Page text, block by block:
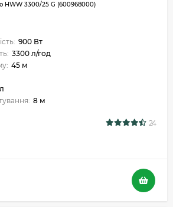
HWW 3300/25 G (600968000)
900 Вт
3300 л/год
45 м
8 м
24